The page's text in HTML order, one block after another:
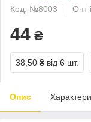
Код: №8003
Опт
44 ₴
38,50 ₴ від 6 шт.
Опис